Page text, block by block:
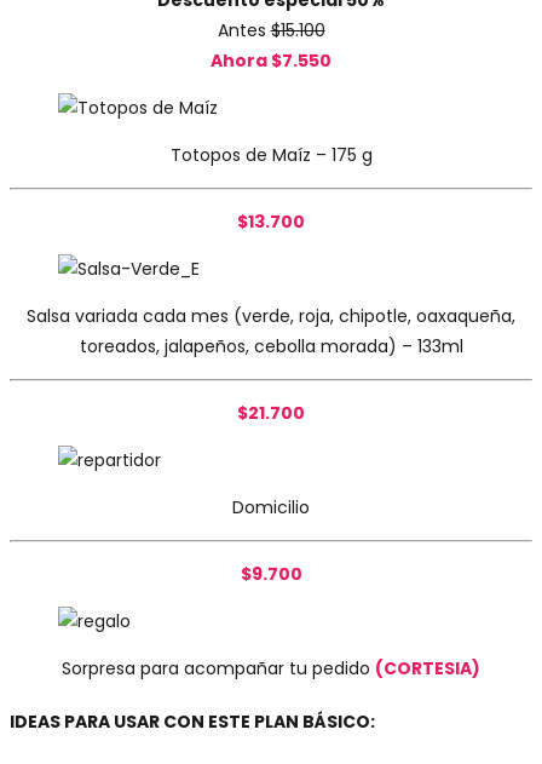
Antes$15.100
Ahora $7.550
Totopos de Maíz – 175 g
$13.700
Salsa variada cada mes (verde, roja, chipotle, oaxaqueña,
toreados, jalapeños, cebolla morada) – 133ml
$21.700
Domicilio
$9.700
Sorpresa para acompañar tu pedido (CORTESIA)
IDEAS PARA USAR CON ESTE PLAN BÁSICO: